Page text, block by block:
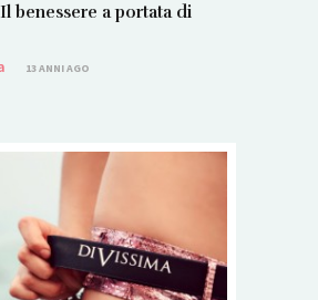
benessere a portata di
13 ANNI AGO